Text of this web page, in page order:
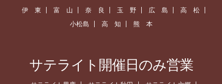
伊 東 富 山 奈 良 玉 野 広 島
高 松
小松島
高 知 熊 本
サテライト開催日のみ営業